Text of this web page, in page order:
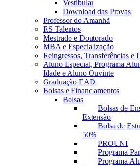
Vestibular
Download das Provas
Professor do Amanhã
RS Talentos
Mestrado e Doutorado
MBA e Especialização
Reingressos, Transferências e
Aluno Especial, Programa
Idade e Aluno Ouvinte
Graduação EAD
Bolsas e Financiamentos
Bolsas
Bolsas de
Extensão
Bolsa de
50%
PROUNI
Programa
Programa